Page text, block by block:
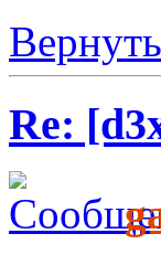
Re: